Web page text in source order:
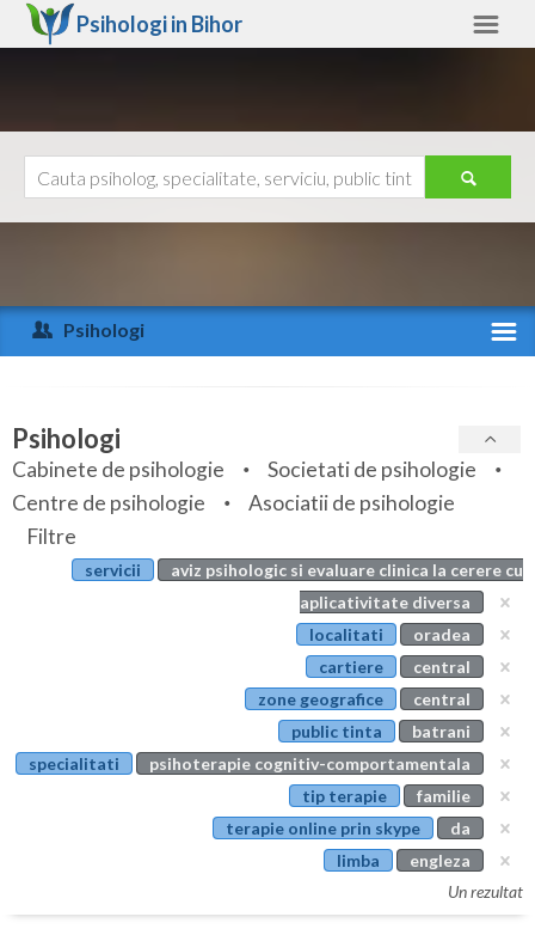
Psihologi in Bihor
Arad
Arges
Bihor
Bistrita-Nasaud
Botosani
Ajutor
Psihologi
Specialitati
Servicii
Articole
Evenimente
Psihologi
Cabinete de psihologie
Societati de psihologie
Centre de psihologie
Asociatii de psihologie
Filtre
servicii
aviz psihologic si evaluare clinica la cerere cu
aplicativitate diversa
localitati
oradea
cartiere
central
zone geografice
central
public tinta
batrani
specialitati
psihoterapie cognitiv-comportamentala
tip terapie
familie
terapie online prin skype
da
limba
engleza
Un rezultat